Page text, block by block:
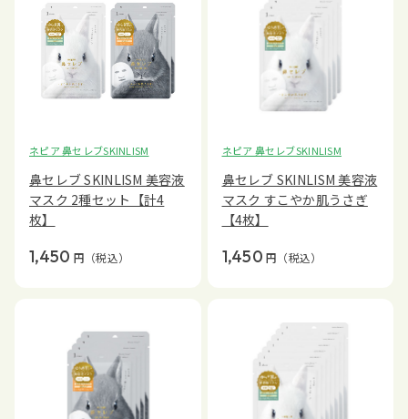
ネピア 鼻セレブSKINLISM
鼻セレブ SKINLISM 美容液
マスク 2種セット【計4
枚】
1,450 円 （税込）
ネピア 鼻セレブSKINLISM
鼻セレブ SKINLISM 美容液
マスク すこやか肌うさぎ
【4枚】
1,450 円 （税込）